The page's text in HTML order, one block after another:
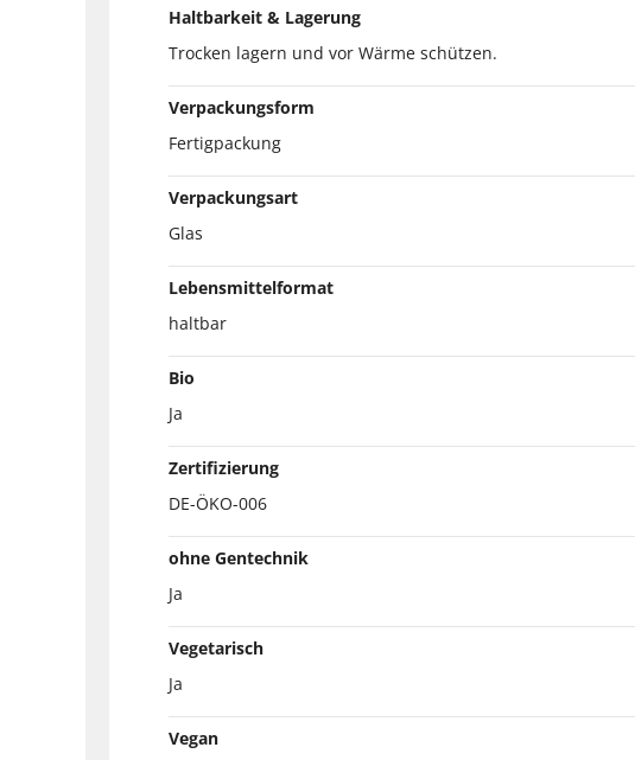
Haltbarkeit & Lagerung
Trocken lagern und vor Wärme schützen.
Verpackungsform
Fertigpackung
Verpackungsart
Glas
Lebensmittelformat
haltbar
Bio
Ja
Zertifizierung
DE-ÖKO-006
ohne Gentechnik
Ja
Vegetarisch
Ja
Vegan